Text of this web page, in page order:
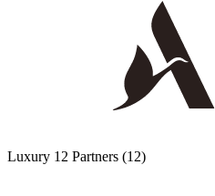
Luxury 12 Partners (12)